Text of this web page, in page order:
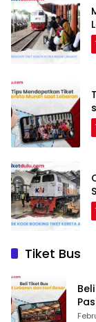
Tiket Bus